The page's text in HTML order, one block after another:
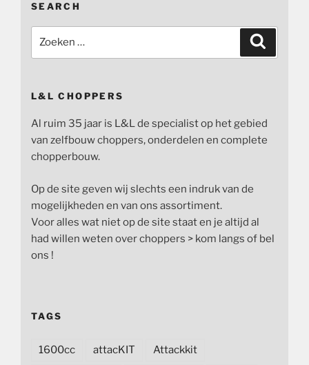
SEARCH
naar:
L&L CHOPPERS
Al ruim 35 jaar is L&L de specialist op het gebied
van zelfbouw choppers, onderdelen en complete
chopperbouw.
Op de site geven wij slechts een indruk van de
mogelijkheden en van ons assortiment.
Voor alles wat niet op de site staat en je altijd al
had willen weten over choppers > kom langs of bel
ons !
TAGS
1600cc attacKIT Attackkit